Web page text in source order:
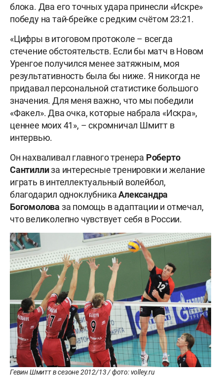
блока. Два его точных удара принесли «Искре»
победу на тай-брейке с редким счётом 23:21.
«Цифры в итоговом протоколе – всегда
стечение обстоятельств. Если бы матч в Новом
Уренгое получился менее затяжным, моя
результативность была бы ниже. Я никогда не
придавал персональной статистике большого
значения. Для меня важно, что мы победили
«Факел». Два очка, которые набрала «Искра»,
ценнее моих 41», – скромничал Шмитт в
интервью.
Он нахваливал главного тренера Роберто
Сантиллиза интересные тренировки и желание
играть в интеллектуальный волейбол,
благодарил одноклубникаАлександра
Богомолова за помощь в адаптации и отмечал,
что великолепно чувствует себя в России.
Гевин Шмитт в сезоне 2012/13 / фото: volley.ru